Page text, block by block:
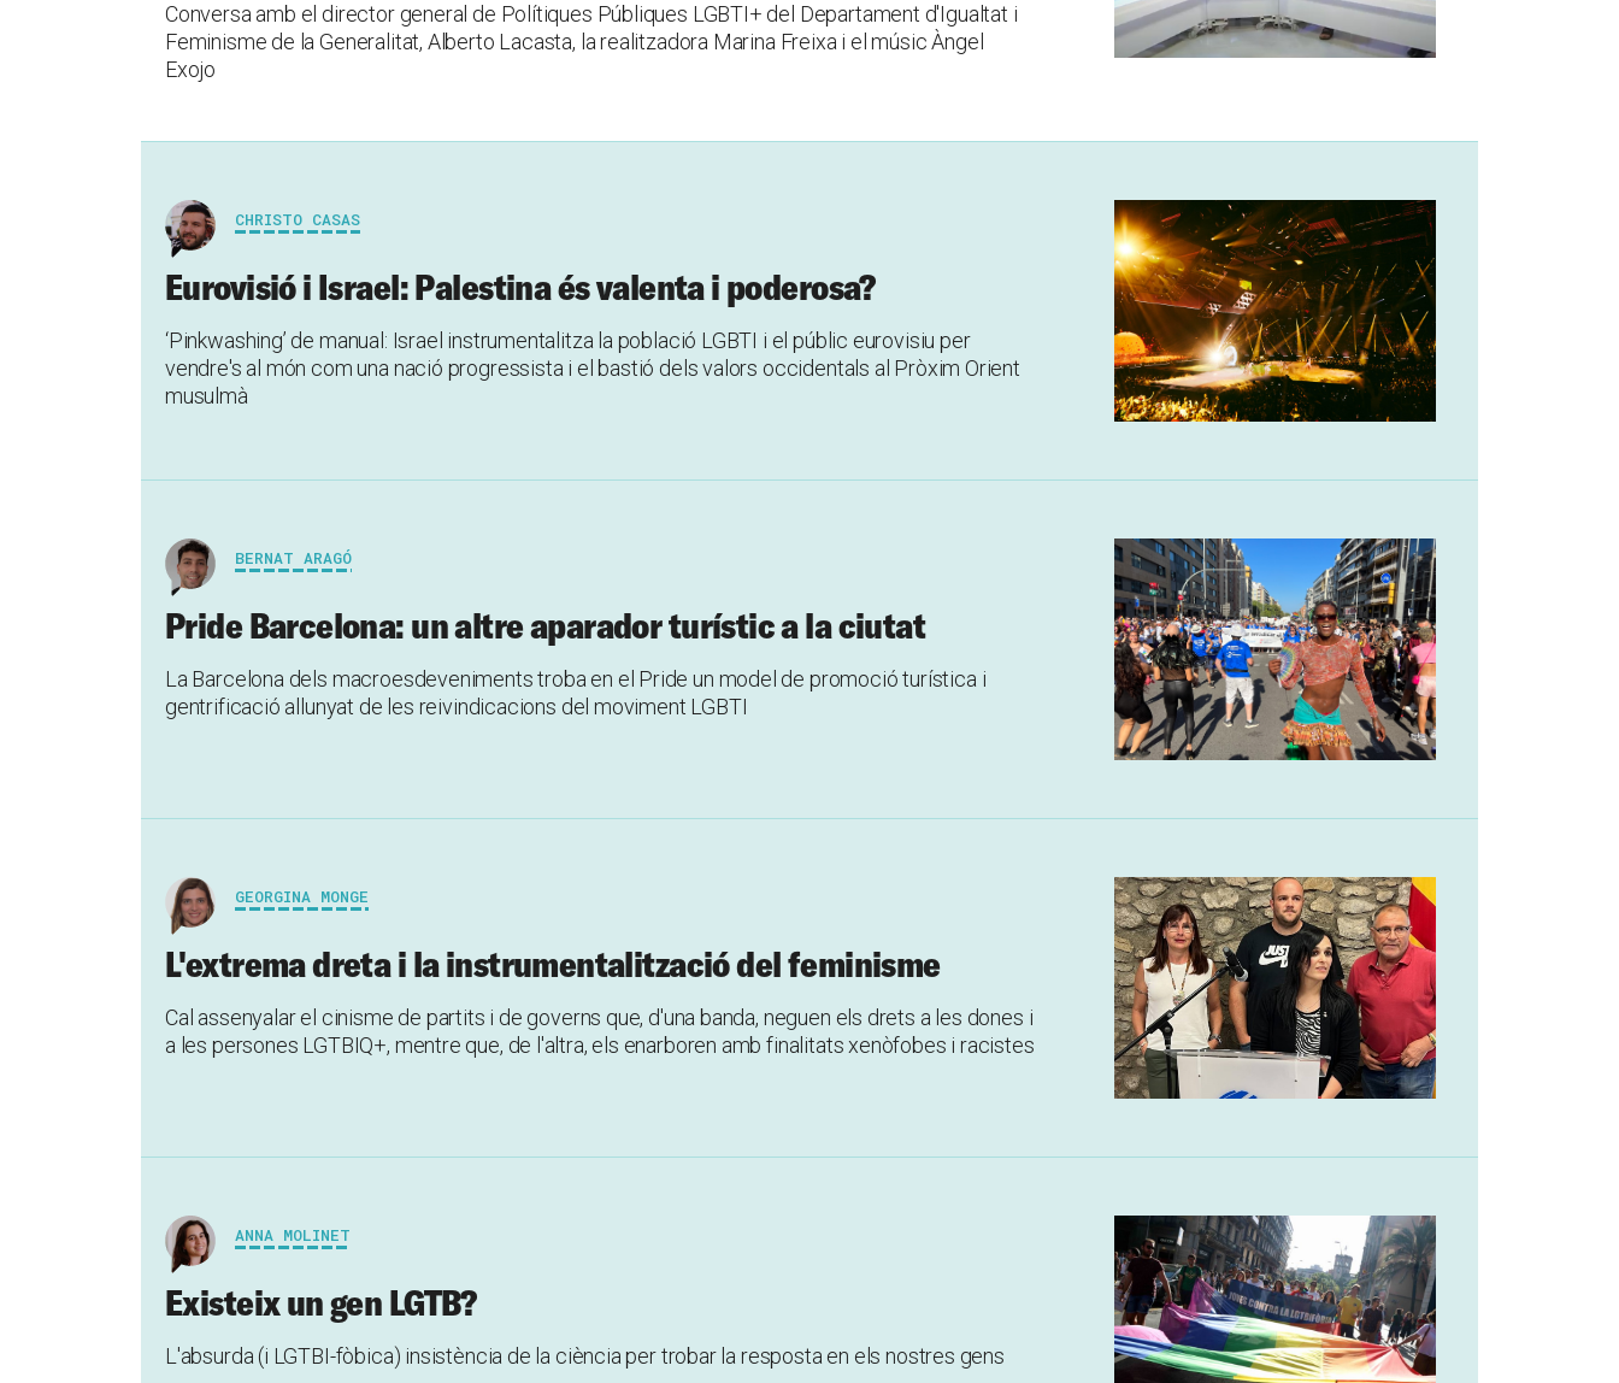
Conversa amb el director general de Polítiques Públiques LGBTI+ del Departament d'Igualtat i
Feminisme de la Generalitat, Alberto Lacasta, la realitzadora Marina Freixa i el músic Àngel
Exojo
CHRISTO CASAS
Eurovisió i Israel: Palestina és valenta i poderosa?
‘Pinkwashing’ de manual: Israel instrumentalitza la població LGBTI i el públic eurovisiu per
vendre's al món com una nació progressista i el bastió dels valors occidentals al Pròxim Orient
musulmà
BERNAT ARAGÓ
Pride Barcelona: un altre aparador turístic a la ciutat
La Barcelona dels macroesdeveniments troba en el Pride un model de promoció turística i
gentrificació allunyat de les reivindicacions del moviment LGBTI
GEORGINA MONGE
L'extrema dreta i la instrumentalització del feminisme
Cal assenyalar el cinisme de partits i de governs que, d'una banda, neguen els drets a les dones i
a les persones LGTBIQ+, mentre que, de l'altra, els enarboren amb finalitats xenòfobes i racistes
ANNA MOLINET
Existeix un gen LGTB?
L'absurda (i LGTBI-fòbica) insistència de la ciència per trobar la resposta en els nostres gens